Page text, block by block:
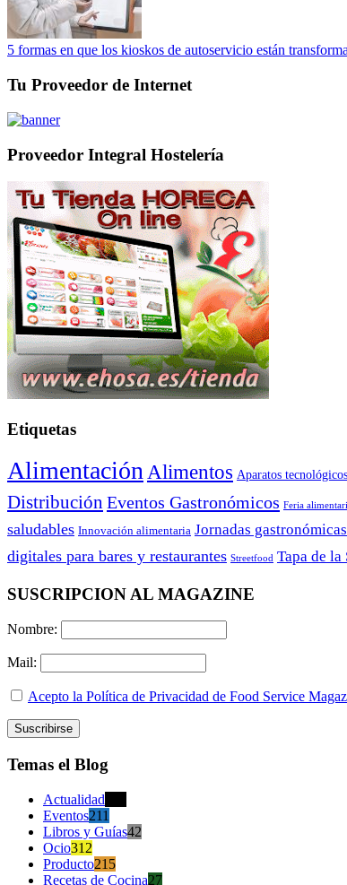
5 formas en que los kioskos de autoservicio están
Tu Proveedor de Internet
Proveedor Integral Hostelería
Etiquetas
Alimentación Alimentos Aparatos tecnológicos
Distribución Eventos Gastronómicos Feria
saludables Innovación alimentaria Jornadas gastronómicas
digitales para bares y restaurantes Streetfood Tapa de la
SUSCRIPCION AL MAGAZINE
Nombre:
Mail:
Acepto la Política de Privacidad de Food Service
Temas el Blog
Actualidad
Eventos211
Libros y Guías42
Ocio312
Producto215
Recetas de Cocina27